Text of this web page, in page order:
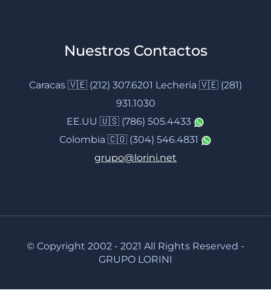
Nuestros Contactos
Caracas 🇻🇪 (212) 307.6201 Lecheria 🇻🇪 (281)
931.1030
EE.UU 🇺🇸 (786) 505.4433
Colombia 🇨🇴 (304) 546.4831
grupo@lorini.net
© Copyright 2002 - 2021 All Rights Reserved -
GRUPO LORINI